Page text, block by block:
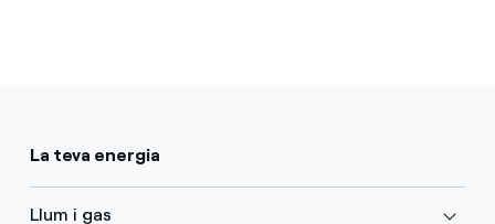
La teva energia
Llum i gas